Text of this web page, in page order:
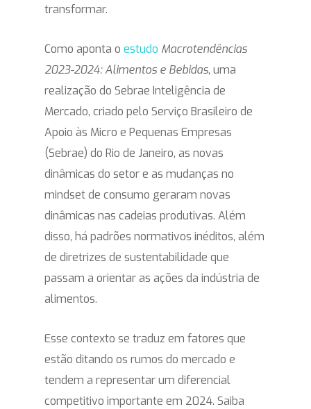
transformar.
Como aponta o estudo Macrotendências
2023-2024: Alimentos e Bebidas, uma
realização do Sebrae Inteligência de
Mercado, criado pelo Serviço Brasileiro de
Apoio às Micro e Pequenas Empresas
(Sebrae) do Rio de Janeiro, as novas
dinâmicas do setor e as mudanças no
mindset de consumo geraram novas
dinâmicas nas cadeias produtivas. Além
disso, há padrões normativos inéditos, além
de diretrizes de sustentabilidade que
passam a orientar as ações da indústria de
alimentos.
Esse contexto se traduz em fatores que
estão ditando os rumos do mercado e
tendem a representar um diferencial
competitivo importante em 2024. Saiba